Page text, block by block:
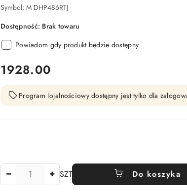
Symbol: M DHP486RTJ
Dostępność: Brak towaru
Powiadom gdy produkt będzie dostępny
cena:
1928.00
Program lojalnościowy dostępny jest tylko dla
SZT Do koszyka